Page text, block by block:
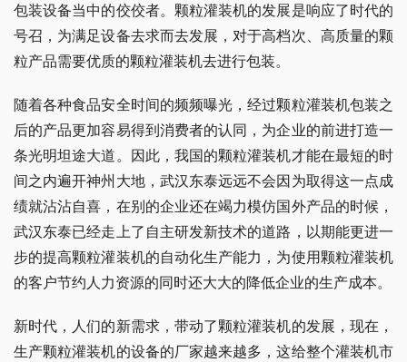
包装设备当中的佼佼者。颗粒灌装机的发展是响应了时代的
号召，为满足设备去求而去发展，对于高档次、高质量的颗
粒产品需要优质的颗粒灌装机去进行包装。
随着各种食品安全时间的频频曝光，经过颗粒灌装机包装之
后的产品更加容易得到消费者的认同，为企业的前进打造一
条光明坦途大道。因此，我国的颗粒灌装机才能在最短的时
间之内遍开神州大地，武汉东泰远远不会因为取得这一点成
绩就沾沾自喜，在别的企业还在竭力模仿国外产品的时候，
武汉东泰已经走上了自主研发新技术的道路，以期能更进一
步的提高颗粒灌装机的自动化生产能力，为使用颗粒灌装机
的客户节约人力资源的同时还大大的降低企业的生产成本。
新时代，人们的新需求，带动了颗粒灌装机的发展，现在，
生产颗粒灌装机的设备的厂家越来越多，这给整个灌装机市